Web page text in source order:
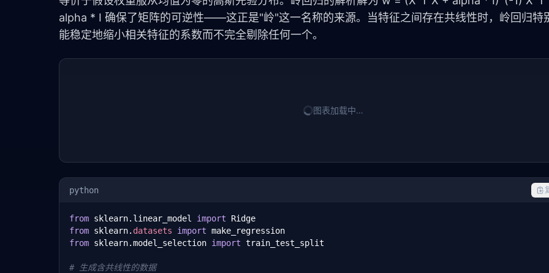
alpha * I 确保了矩阵的可逆性——这正是"岭"这一名称的来源。当特征之间存在共线性时，岭回归特
能稳定地缩小相关特征的系数而不完全剔除任何一个。
图表加载中…
python
from sklearn.linear_model import
from sklearn. datasets import
from sklearn.model_selection import train_test_split
# 生成含共线性的数据